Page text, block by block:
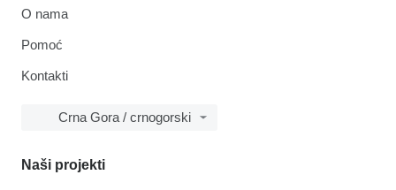
O nama
Pomoć
Kontakti
Crna Gora / crnogorski
Naši projekti